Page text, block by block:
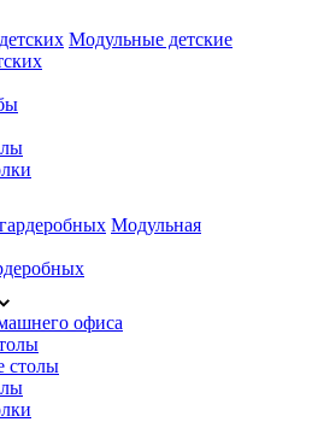
Модульные детские
Модульная
офиса
столы